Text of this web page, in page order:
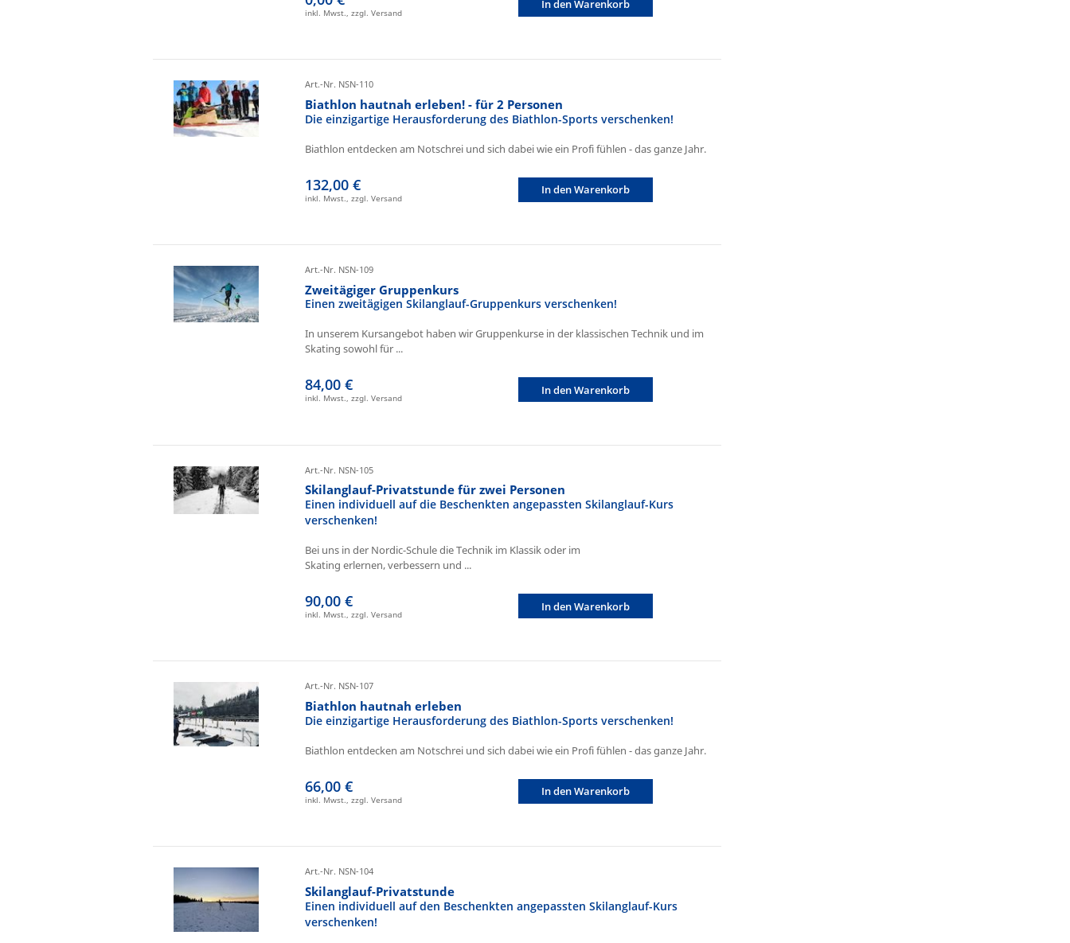
inkl. Mwst., zzgl. Versand
In den Warenkorb
Art.-Nr. NSN-110
Biathlon hautnah erleben! - für 2 Personen
Die einzigartige Herausforderung des Biathlon-Sports verschenken!
Biathlon entdecken am Notschrei und sich dabei wie ein Profi fühlen - das ganze Jahr.
132,00 €
inkl. Mwst., zzgl. Versand
In den Warenkorb
Art.-Nr. NSN-109
Zweitägiger Gruppenkurs
Einen zweitägigen Skilanglauf-Gruppenkurs verschenken!
In unserem Kursangebot haben wir Gruppenkurse in der klassischen Technik und im
Skating sowohl für ...
84,00 €
inkl. Mwst., zzgl. Versand
In den Warenkorb
Art.-Nr. NSN-105
Skilanglauf-Privatstunde für zwei Personen
Einen individuell auf die Beschenkten angepassten Skilanglauf-Kurs
verschenken!
Bei uns in der Nordic-Schule die Technik im Klassik oder im
Skating erlernen, verbessern und ...
90,00 €
inkl. Mwst., zzgl. Versand
In den Warenkorb
Art.-Nr. NSN-107
Biathlon hautnah erleben
Die einzigartige Herausforderung des Biathlon-Sports verschenken!
Biathlon entdecken am Notschrei und sich dabei wie ein Profi fühlen - das ganze Jahr.
66,00 €
inkl. Mwst., zzgl. Versand
In den Warenkorb
Art.-Nr. NSN-104
Skilanglauf-Privatstunde
Einen individuell auf den Beschenkten angepassten Skilanglauf-Kurs
verschenken!